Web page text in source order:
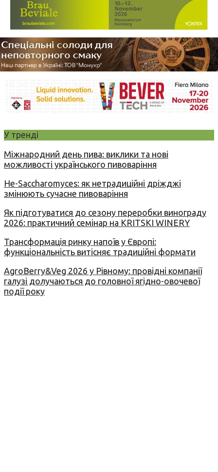
У тренді
Міжнародний день пива: виклики та нові
можливості українського пивоваріння
Не-Saccharomyces: як нетрадиційні дріжджі
змінюють сучасне пивоваріння
Як підготуватися до сезону переробки винограду
2026: практичний семінар на KRITSKI WINERY
Трансформація ринку напоїв у Європі:
функціональність витісняє традиційні формати
AgroBerry&Veg 2026 у Рівному: провідні компанії
галузі долучаються до головної ягідно-овочевої
події року